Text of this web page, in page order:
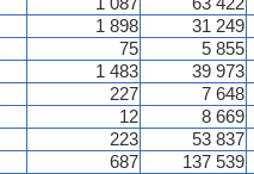
1 087 63 422
1 898 31 249
75 5 855
1 483 39 973
227 7 648
12 8 669
223 53 837
687 137 539